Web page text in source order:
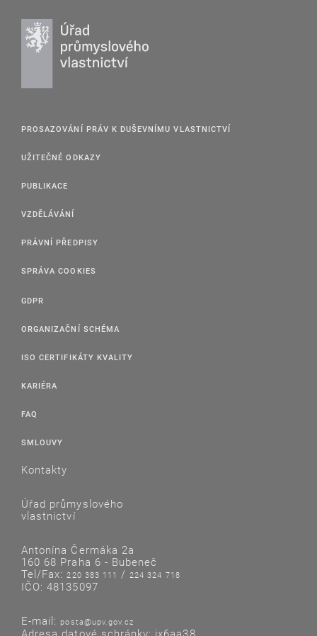
PROSAZOVÁNÍ PRÁV K DUŠEVNÍMU VLASTNICTVÍ
UŽITEČNÉ ODKAZY
PUBLIKACE
VZDĚLÁVÁNÍ
PRÁVNÍ PŘEDPISY
SPRÁVA COOKIES
GDPR
ORGANIZAČNÍ SCHÉMA
ISO CERTIFIKÁTY KVALITY
KARIÉRA
FAQ
SMLOUVY
Kontakty
Úřad průmyslového
vlastnictví
Antonína Čermáka 2a
160 68 Praha 6 - Bubeneč
Tel/Fax:220 383 111 /224 324 718
IČO: 48135097
E-mail: posta@upv.gov.cz